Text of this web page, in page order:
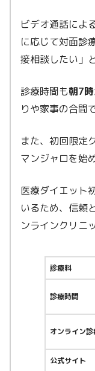
ビデオ通話によ
に応じて対面診
接相談したい」
診療時間も朝7
りや家事の合間
また、初回限定
マンジャロを始
医療ダイエット
いるため、信頼
ンラインクリニ
診療料
診療時間
オンライン診
公式サイト